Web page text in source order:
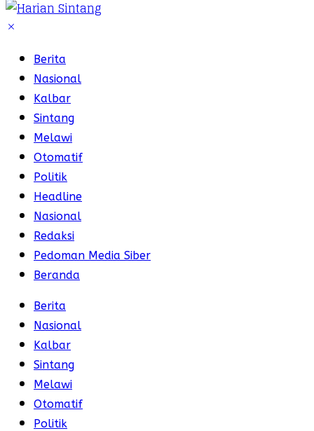
Berita
Nasional
Kalbar
Sintang
Melawi
Otomatif
Politik
Headline
Nasional
Redaksi
Pedoman Media Siber
Beranda
Berita
Nasional
Kalbar
Sintang
Melawi
Otomatif
Politik